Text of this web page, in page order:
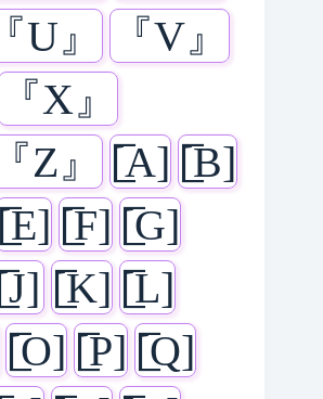
『U』
『V』
『X』
『Z』 [̲̅A] [̲̅B]
[̲̅E] [̲̅F] [̲̅G]
[̲̅J] [̲̅K] [̲̅L]
[̲̅O] [̲̅P] [̲̅Q]